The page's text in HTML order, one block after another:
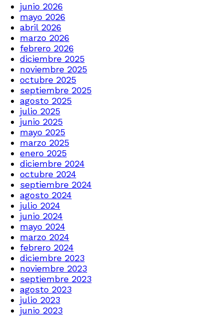
junio 2026
mayo 2026
abril 2026
marzo 2026
febrero 2026
diciembre 2025
noviembre 2025
octubre 2025
septiembre 2025
agosto 2025
julio 2025
junio 2025
mayo 2025
marzo 2025
enero 2025
diciembre 2024
octubre 2024
septiembre 2024
agosto 2024
julio 2024
junio 2024
mayo 2024
marzo 2024
febrero 2024
diciembre 2023
noviembre 2023
septiembre 2023
agosto 2023
julio 2023
junio 2023